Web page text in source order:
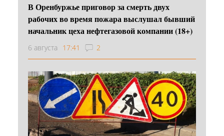
В Оренбуржье приговор за смерть двух
рабочих во время пожара выслушал бывший
начальник цеха нефтегазовой компании (18+)
6 августа 17:41 2